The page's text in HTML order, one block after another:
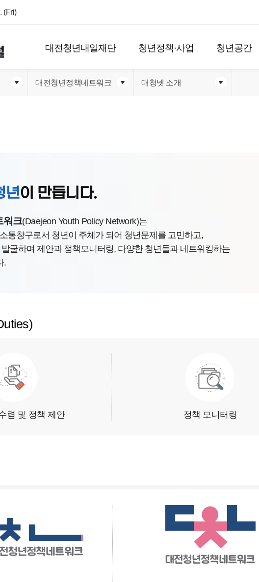
(Fri)
대전청년내일재단 청년정책·사업 청년공간
대전청년정책네트워크 대청넷 소개
년이 만듭니다.
워크(Daejeon Youth Policy Network)는
통창구로서 청년이 주체가 되어 청년문제를 고민하고,
굴하며 제안과 정책모니터링, 다양한 청년들과 네트워킹하는
.
렴 및 정책 제안 정책 모니터링